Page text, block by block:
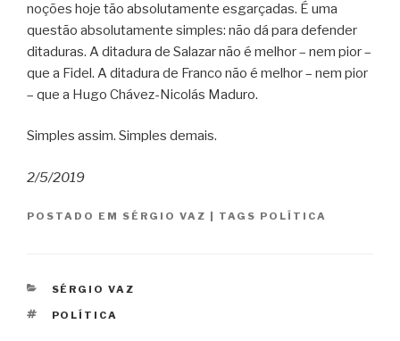
noções hoje tão absolutamente esgarçadas. É uma
questão absolutamente simples: não dá para defender
ditaduras. A ditadura de Salazar não é melhor – nem pior –
que a Fidel. A ditadura de Franco não é melhor – nem pior
– que a Hugo Chávez-Nicolás Maduro.
Simples assim. Simples demais.
2/5/2019
POSTADO EM SÉRGIO VAZ TAGS POLÍTICA
CATEGORIAS
SÉRGIO VAZ
TAGS
POLÍTICA